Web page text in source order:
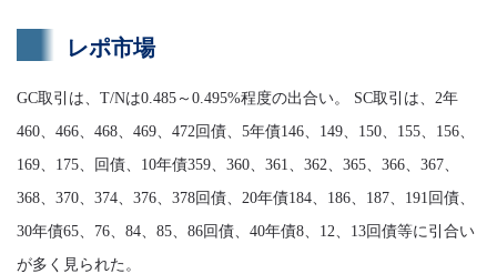
レポ市場
GC取引は、T/Nは0.485～0.495%程度の出合い。 SC取引は、2年
460、466、468、469、472回債、5年債146、149、150、155、156、
169、175、回債、10年債359、360、361、362、365、366、367、
368、370、374、376、378回債、20年債184、186、187、191回債、
30年債65、76、84、85、86回債、40年債8、12、13回債等に引合い
が多く見られた。